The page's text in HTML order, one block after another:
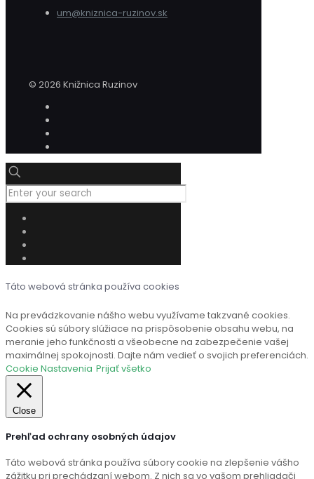
um@kniznica-ruzinov.sk
© 2026 Knižnica Ruzinov
Táto webová stránka používa cookies
Na prevádzkovanie nášho webu využívame takzvané cookies.
Cookies sú súbory slúžiace na prispôsobenie obsahu webu, na
meranie jeho funkčnosti a všeobecne na zabezpečenie vašej
maximálnej spokojnosti. Dajte nám vedieť o svojich preferenciách.
Cookie Nastavenia Prijať všetko
Close
Prehľad ochrany osobných údajov
Táto webová stránka používa súbory cookie na zlepšenie vášho
zážitku pri prechádzaní webom. Z nich sa vo vašom prehliadači